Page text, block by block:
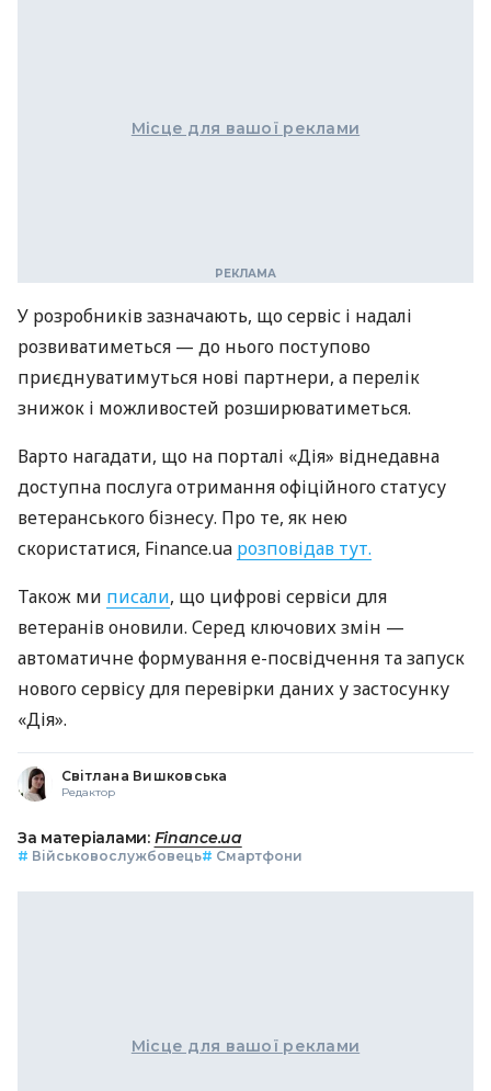
Місце для вашої реклами
У розробників зазначають, що сервіс і надалі
розвиватиметься — до нього поступово
приєднуватимуться нові партнери, а перелік
знижок і можливостей розширюватиметься.
Варто нагадати, що на порталі «Дія» віднедавна
доступна послуга отримання офіційного статусу
ветеранського бізнесу. Про те, як нею
скористатися, Finance.ua розповідав тут.
Також ми писали, що цифрові сервіси для
ветеранів оновили. Серед ключових змін —
автоматичне формування е-посвідчення та запуск
нового сервісу для перевірки даних у застосунку
«Дія».
Світлана Вишковська
Редактор
За матеріалами: Finance.ua
# Військовослужбовець# Смартфони
Місце для вашої реклами